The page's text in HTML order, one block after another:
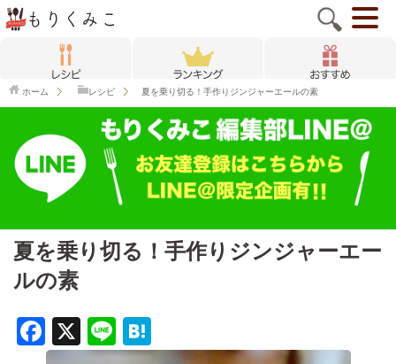
ホーム レシピ 夏を乗り切る！手作りジンジャーエールの素
夏を乗り切る！手作りジンジャーエー
ルの素
F
X
Li